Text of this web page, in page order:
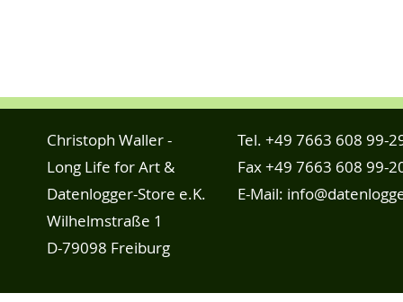
Christoph Waller -
Long Life for Art &
Datenlogger-Store e.K.
Wilhelmstraße 1
D-79098 Freiburg
Tel. +49 7663 608 99-
Fax +49 7663 608 99-
E-Mail: